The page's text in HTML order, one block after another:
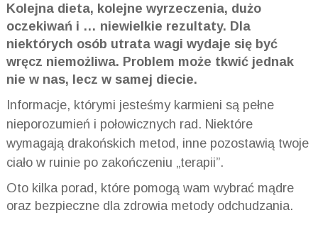
Kolejna dieta, kolejne wyrzeczenia, dużo
oczekiwań i … niewielkie rezultaty. Dla
niektórych osób utrata wagi wydaje się być
wręcz niemożliwa. Problem może tkwić jednak
nie w nas, lecz w samej diecie.
Informacje, którymi jesteśmy karmieni są pełne
nieporozumień i połowicznych rad. Niektóre
wymagają drakońskich metod, inne pozostawią twoje
ciało w ruinie po zakończeniu „terapii”.
Oto kilka porad, które pomogą wam wybrać mądre
oraz bezpieczne dla zdrowia metody odchudzania.